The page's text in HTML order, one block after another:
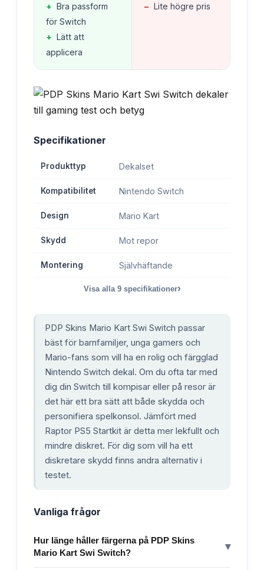
+ Bra passform
för Switch
+ Lätt att
applicera
− Lite högre pris
Specifikationer
Produkttyp Dekalset
Kompatibilitet Nintendo Switch
Design Mario Kart
Skydd Mot repor
Montering Självhäftande
Visa alla 9specifikationer›
PDP Skins Mario Kart Swi Switch passar
bäst för barnfamiljer, unga gamers och
Mario-fans som vill ha en rolig och färgglad
Nintendo Switch dekal. Om du ofta tar med
dig din Switch till kompisar eller på resor är
det här ett bra sätt att både skydda och
personifiera spelkonsol. Jämfört med
Raptor PS5 Startkit är detta mer lekfullt och
mindre diskret. För dig som vill ha ett
diskretare skydd finns andra alternativ i
testet.
Vanliga frågor
Hur länge håller färgerna på PDP Skins
Mario Kart Swi Switch?
▾